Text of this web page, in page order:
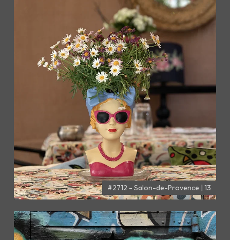
#2712 - Salon-de-Provence | 13